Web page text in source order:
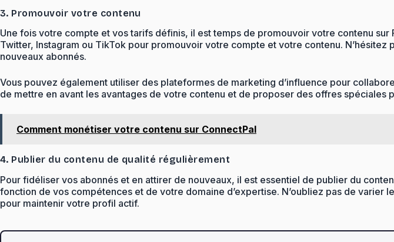
3. Promouvoir votre contenu
Une fois votre compte et vos tarifs définis, il est temps de promouvoir votre contenu
Twitter, Instagram ou TikTok pour promouvoir votre compte et votre contenu.
nouveaux abonnés.
Vous pouvez également utiliser des plateformes de marketing d’influence pour
de mettre en avant les avantages de votre contenu et de proposer des offres spéciales
Comment monétiser votre contenu sur ConnectPal
4. Publier du contenu de qualité régulièrement
Pour fidéliser vos abonnés et en attirer de nouveaux, il est essentiel de publier du
fonction de vos compétences et de votre domaine d’expertise. N’oubliez pas de
pour maintenir votre profil actif.